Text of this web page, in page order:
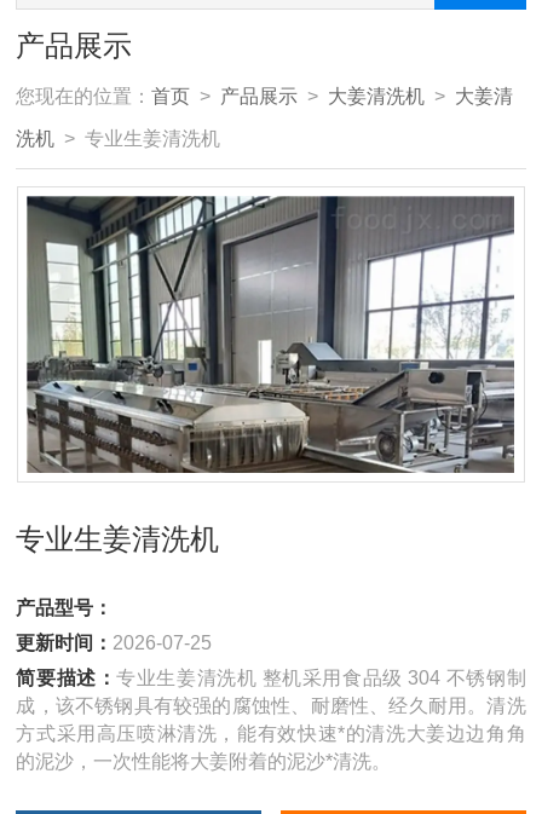
产品展示
您现在的位置：首页 > 产品展示 > 大姜清洗机 > 大姜清
洗机 > 专业生姜清洗机
专业生姜清洗机
产品型号：
更新时间： 2026-07-25
简要描述：专业生姜清洗机 整机采用食品级 304 不锈钢制
成，该不锈钢具有较强的腐蚀性、耐磨性、经久耐用。清洗
方式采用高压喷淋清洗，能有效快速*的清洗大姜边边角角
的泥沙，一次性能将大姜附着的泥沙*清洗。